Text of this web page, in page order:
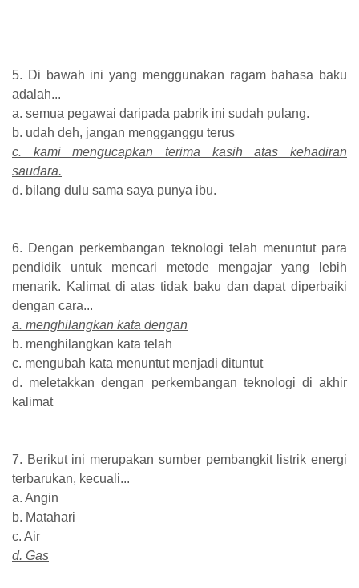
5. Di bawah ini yang menggunakan ragam bahasa baku
adalah...
a. semua pegawai daripada pabrik ini sudah pulang.
b. udah deh, jangan mengganggu terus
c. kami mengucapkan terima kasih atas kehadiran
saudara.
d. bilang dulu sama saya punya ibu.
6. Dengan perkembangan teknologi telah menuntut para
pendidik untuk mencari metode mengajar yang lebih
menarik. Kalimat di atas tidak baku dan dapat diperbaiki
dengan cara...
a. menghilangkan kata dengan
b. menghilangkan kata telah
c. mengubah kata menuntut menjadi dituntut
d. meletakkan dengan perkembangan teknologi di akhir
kalimat
7. Berikut ini merupakan sumber pembangkit listrik energi
terbarukan, kecuali...
a. Angin
b. Matahari
c. Air
d. Gas